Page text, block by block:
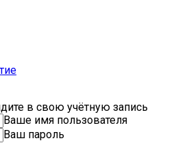
в свою учётную запись
Ваше имя пользователя
Ваш пароль